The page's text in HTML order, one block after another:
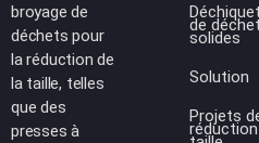
de
solides
Solution
Projets
broyage de
déchets pour
la réduction de
la taille, telles
que des
presses à